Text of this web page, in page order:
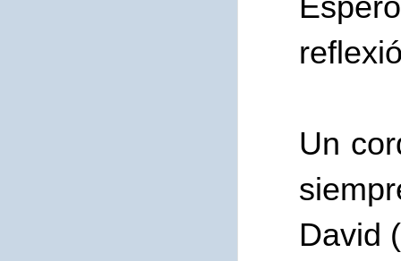
Un
David